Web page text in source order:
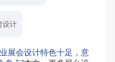
设计
展会设计特色十足，意